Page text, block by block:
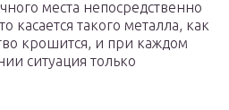
места непосредственно
касается такого металла, как
крошится, и при каждом
ситуация только